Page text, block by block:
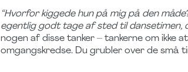
“Hvorfor kiggede hun på mig på den
egentlig godt tage af sted til dansetimen,
nogen af disse tanker – tankerne om
omgangskredse. Du grubler over de små